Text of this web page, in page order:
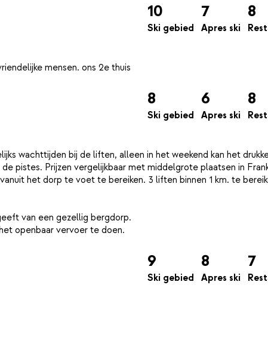
10
Ski gebied
7
Apres ski
8
8
Ski gebied
6
Apres ski
8
wachttijden bij de liften, alleen in het weekend kan het
pistes. Prijzen vergelijkbaar met middelgrote plaatsen in
het dorp te voet te bereiken. 3 liften binnen 1 km. te
van een gezellig bergdorp.
9
Ski gebied
8
Apres ski
7